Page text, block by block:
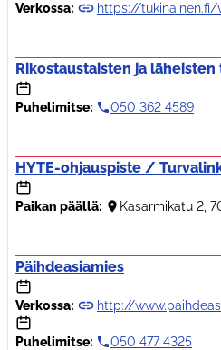
Verkossa: https://
Rikostaustaisten ja läheisten
Puhelimitse: 050 362 4589
HYTE-ohjauspiste /
Paikan päällä: Kasarmikatu 2,
Päihdeasiamies
Verkossa: http://
Puhelimitse: 050 477 4325